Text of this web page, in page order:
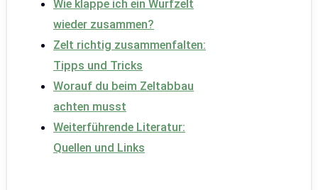
Wie klappe ich ein Wurfzelt
wieder zusammen?
Zelt richtig zusammenfalten:
Tipps und Tricks
Worauf du beim Zeltabbau
achten musst
Weiterführende Literatur:
Quellen und Links